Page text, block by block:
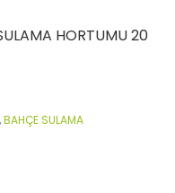
HORTUMU 20
,BAHÇE SULAMA